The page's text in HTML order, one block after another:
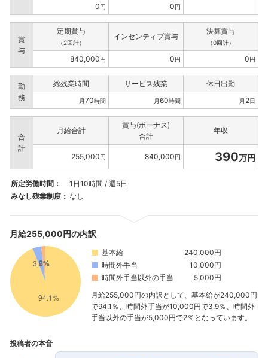
0円 0円
賞
与
定期賞与
（2回計）
インセンティブ賞与
決算賞与
（0回計）
840,000円 0円 0円
勤
務
総残業時間 サービス残業 休日出勤
月70時間 月60時間 月 2日
合
計
月給合計
賞与(ボーナス)
合計
年収
255,000円 840,000円 390万円
所定労働時間：
1日10時間 / 週5日
みなし残業制度： なし
月給255,000円の内訳
基本給
240,000円
時間外手当
10,000円
時間外手当以外の手当
5,000円
月給255,000円の内訳として、基本給が240,000円
で94.1％、時間外手当が10,000円で3.9％、時間外
手当以外の手当が5,000円で2％となっています。
投稿者の本音